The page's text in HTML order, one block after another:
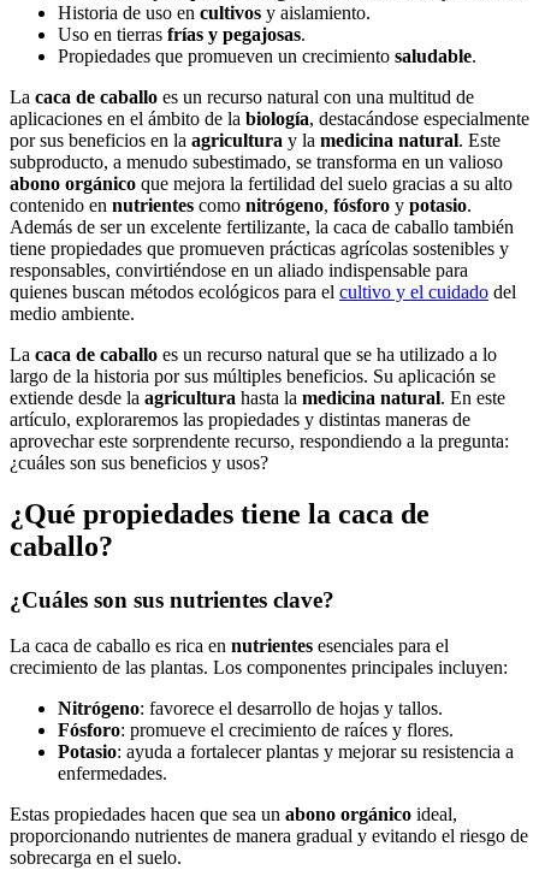
Historia de uso en cultivos y aislamiento.
Uso en tierras frías y pegajosas.
Propiedades que promueven un crecimiento saludable.
La caca de caballo es un recurso natural con una multitud de
aplicaciones en el ámbito de la biología, destacándose especialmente
por sus beneficios en la agricultura y la medicina natural. Este
subproducto, a menudo subestimado, se transforma en un valioso
abono orgánico que mejora la fertilidad del suelo gracias a su alto
contenido en nutrientes como nitrógeno, fósforo y potasio.
Además de ser un excelente fertilizante, la caca de caballo también
tiene propiedades que promueven prácticas agrícolas sostenibles y
responsables, convirtiéndose en un aliado indispensable para
quienes buscan métodos ecológicos para el cultivo y el cuidado del
medio ambiente.
La caca de caballo es un recurso natural que se ha utilizado a lo
largo de la historia por sus múltiples beneficios. Su aplicación se
extiende desde la agricultura hasta la medicina natural. En este
artículo, exploraremos las propiedades y distintas maneras de
aprovechar este sorprendente recurso, respondiendo a la pregunta:
¿cuáles son sus beneficios y usos?
¿Qué propiedades tiene la caca de
caballo?
¿Cuáles son sus nutrientes clave?
La caca de caballo es rica en nutrientes esenciales para el
crecimiento de las plantas. Los componentes principales incluyen:
Nitrógeno: favorece el desarrollo de hojas y tallos.
Fósforo: promueve el crecimiento de raíces y flores.
Potasio: ayuda a fortalecer plantas y mejorar su resistencia a
enfermedades.
Estas propiedades hacen que sea un abono orgánico ideal,
proporcionando nutrientes de manera gradual y evitando el riesgo de
sobrecarga en el suelo.